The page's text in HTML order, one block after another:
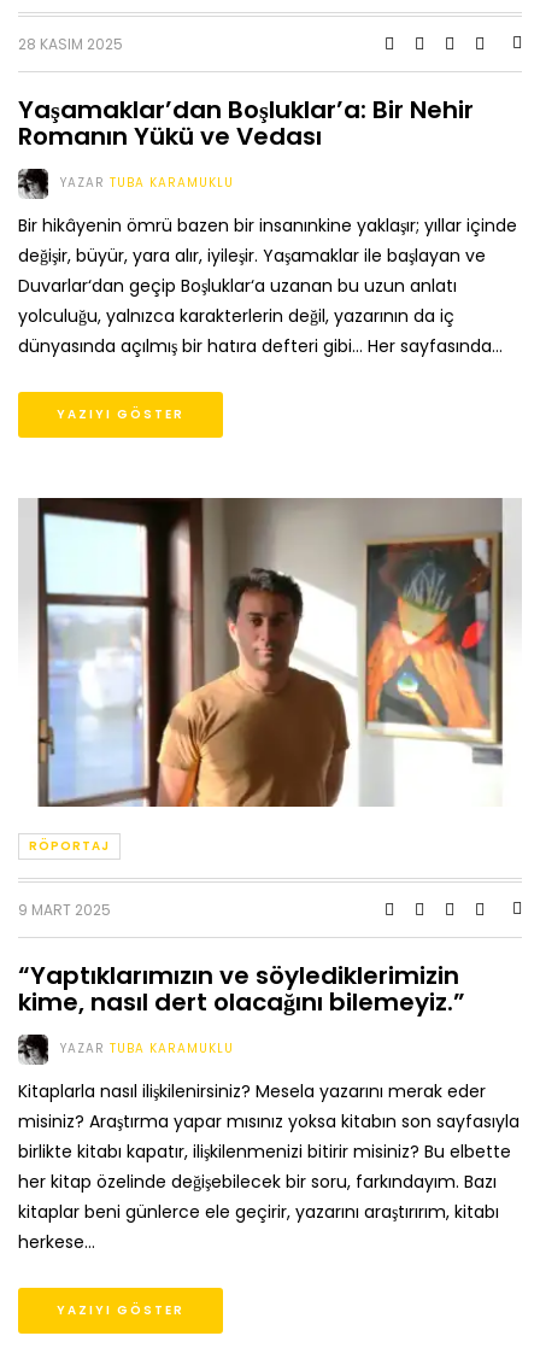
28 KASIM 2025
Yaşamaklar’dan Boşluklar’a: Bir Nehir
Romanın Yükü ve Vedası
YAZAR TUBA KARAMUKLU
Bir hikâyenin ömrü bazen bir insanınkine yaklaşır; yıllar içinde
değişir, büyür, yara alır, iyileşir. Yaşamaklar ile başlayan ve
Duvarlar‘dan geçip Boşluklar‘a uzanan bu uzun anlatı
yolculuğu, yalnızca karakterlerin değil, yazarının da iç
dünyasında açılmış bir hatıra defteri gibi… Her sayfasında…
YAZIYI GÖSTER
RÖPORTAJ
9 MART 2025
“Yaptıklarımızın ve söylediklerimizin
kime, nasıl dert olacağını bilemeyiz.”
YAZAR TUBA KARAMUKLU
Kitaplarla nasıl ilişkilenirsiniz? Mesela yazarını merak eder
misiniz? Araştırma yapar mısınız yoksa kitabın son sayfasıyla
birlikte kitabı kapatır, ilişkilenmenizi bitirir misiniz? Bu elbette
her kitap özelinde değişebilecek bir soru, farkındayım. Bazı
kitaplar beni günlerce ele geçirir, yazarını araştırırım, kitabı
herkese…
YAZIYI GÖSTER